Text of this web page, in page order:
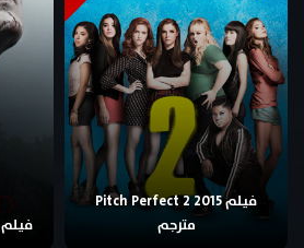
فيلم Pitch Perfect 2 2015
مترجم
فيلم The Cursed 2021 مترجم